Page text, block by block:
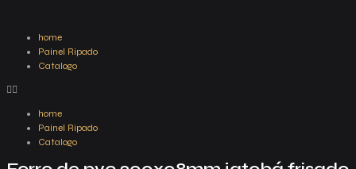
home
Painel Ripado
Catalogo
home
Painel Ripado
Catalogo